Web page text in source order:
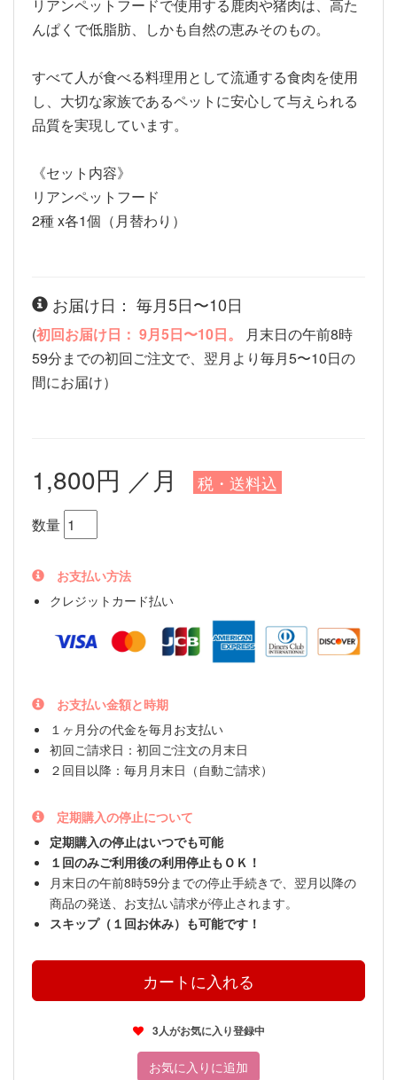
リアンペットフードで使用する鹿肉や猪肉は、高た
んぱくで低脂肪、しかも自然の恵みそのもの。
すべて人が食べる料理用として流通する食肉を使用
し、大切な家族であるペットに安心して与えられる
品質を実現しています。
《セット内容》
リアンペットフード
2種 x各1個（月替わり）
お届け日： 毎月5日〜10日
(初回お届け日： 9月5日〜10日。 月末日の午前8時
59分までの初回ご注文で、翌月より毎月5〜10日の
間にお届け）
1,800円 ／月 税・送料込
数量
お支払い方法
クレジットカード払い
お支払い金額と時期
１ヶ月分の代金を毎月お支払い
初回ご請求日：初回ご注文の月末日
２回目以降：毎月月末日（自動ご請求）
定期購入の停止について
定期購入の停止はいつでも可能
１回のみご利用後の利用停止もＯＫ！
月末日の午前8時59分までの停止手続きで、翌月以降の
商品の発送、お支払い請求が停止されます。
スキップ（１回お休み）も可能です！
3人がお気に入り登録中
お気に入りに追加